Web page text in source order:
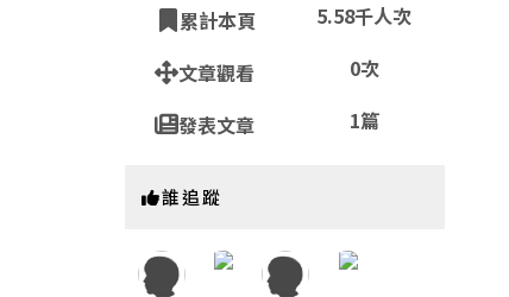
累計本頁
5.58千人次
文章觀看
0次
發表文章
1篇
誰追蹤